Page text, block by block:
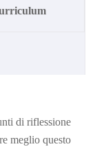
di riflessione
meglio questo